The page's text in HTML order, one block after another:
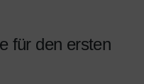
für den ersten